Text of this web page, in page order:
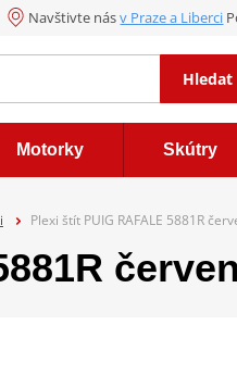
Navštivte násv Praze a Liberci
Hledat
Motorky Skútry
Plexi štít PUIG RAFALE 5881R